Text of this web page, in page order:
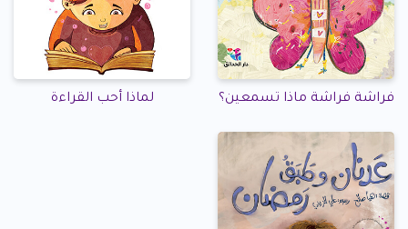
فراشة فراشة ماذا تسمعين؟ لماذا أحب القراءة